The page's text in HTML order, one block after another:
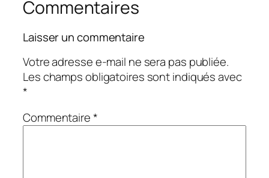
Commentaires
Laisser un commentaire
Votre adresse e-mail ne sera pas publiée.
Les champs obligatoires sont indiqués avec
*
Commentaire*